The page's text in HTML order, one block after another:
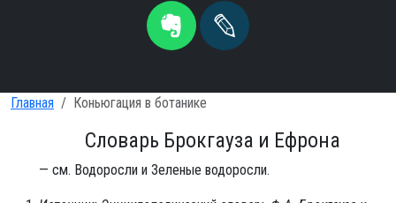
Главная Коньюгация в ботанике
Словарь Брокгауза и Ефрона
— см. Водоросли и Зеленые водоросли.